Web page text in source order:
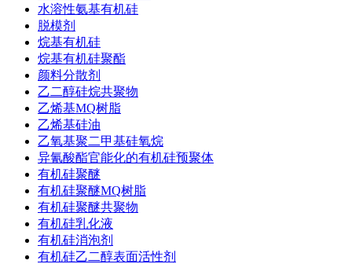
水溶性氨基有机硅
脱模剂
烷基有机硅
烷基有机硅聚酯
颜料分散剂
乙二醇硅烷共聚物
乙烯基MQ树脂
乙烯基硅油
乙氧基聚二甲基硅氧烷
异氰酸酯官能化的有机硅预聚体
有机硅聚醚
有机硅聚醚MQ树脂
有机硅聚醚共聚物
有机硅乳化液
有机硅消泡剂
有机硅乙二醇表面活性剂